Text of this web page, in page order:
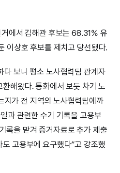
에서 김해관 후보는 68.31% 유
이상호 후보를 제치고 당선됐다.
다 보니 평소 노사협력팀 관계자
해왔다. 통화에서 보듯 차기 노
지가 전 지역의 노사협력팀에까
과 관련한 수기 기록을 고용부
록을 맡겨 증거자료로 추가 제출
고용부에 요구했다”고 강조했